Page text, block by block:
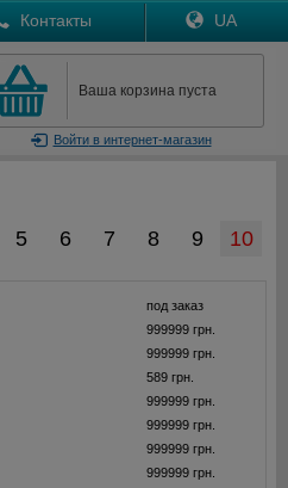
Контакты UA
Ваша корзина пуста
Войтив интернет-магазин
5 6 7 8 9 10
под заказ
999999 грн.
999999 грн.
589 грн.
999999 грн.
999999 грн.
999999 грн.
999999 грн.